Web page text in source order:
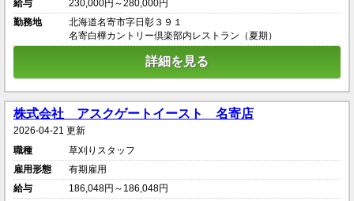
給与
230,000円～280,000円
勤務地
北海道名寄市字日彰３９１
名寄白樺カントリー倶楽部内レストラン（夏期）
詳細を見る
株式会社 アスクゲートイースト 名寄店
2026-04-21 更新
職種
草刈りスタッフ
雇用形態
有期雇用
給与
186,048円～186,048円